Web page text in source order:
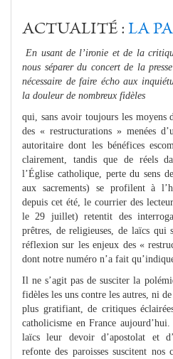
ACTUALITÉ : LA
En usant de l’ironie et de la
nous séparer du concert de la
nécessaire de faire écho aux
la douleur de nombreux fidèles
qui, sans avoir toujours les moyens
des « restructurations » menées
autoritaire dont les bénéfices
clairement, tandis que de réels
l’Église catholique, perte du sens
aux sacrements) se profilent à
depuis cet été, le courrier des
le 29 juillet) retentit des
prêtres, de religieuses, de laïcs qui
réflexion sur les enjeux des «
dont notre numéro n’a fait
Il ne s’agit pas de susciter la
fidèles les uns contre les autres, ni
plus gratifiant, de critiques
catholicisme en France
laïcs leur devoir d’apostolat et
refonte des paroisses suscitent